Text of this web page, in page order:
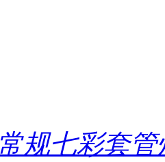
常规七彩套管